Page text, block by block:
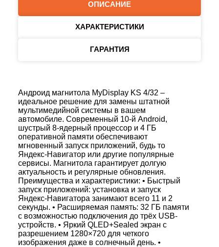
ОПИСАНИЕ
ХАРАКТЕРИСТИКИ
ГАРАНТИЯ
Андроид магнитола MyDisplay KS 4/32 –
идеальное решение для замены штатной
мультимедийной системы в вашем
автомобиле. Современный 10-й Android,
шустрый 8‑ядерный процессор и 4 ГБ
оперативной памяти обеспечивают
мгновенный запуск приложений, будь то
Яндекс‑Навигатор или другие популярные
сервисы. Магнитола гарантирует долгую
актуальность и регулярные обновления.
Преимущества и характеристики: • Быстрый
запуск приложений: установка и запуск
Яндекс‑Навигатора занимают всего 11 и 2
секунды. • Расширяемая память: 32 ГБ памяти
с возможностью подключения до трёх USB-
устройств. • Яркий QLED+Sealed экран с
разрешением 1280×720 для четкого
изображения даже в солнечный день. •